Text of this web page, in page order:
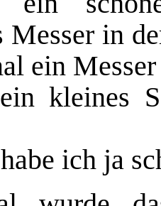
Messer in
ein
kleines
ich ja